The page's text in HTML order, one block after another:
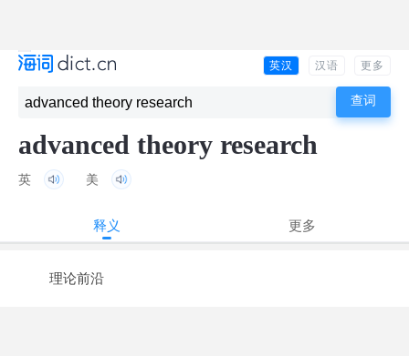
英汉 汉语 更多
advanced theory research
英 美
释义 更多
理论前沿